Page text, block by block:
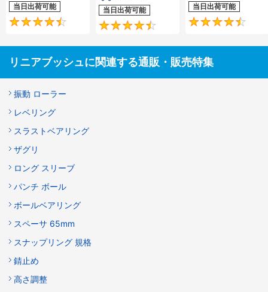
当日出荷可能
4.7
当日出荷可能
4.5
当日出荷可能
リニアブッシュに関連する通販・販売特集
振動 ローラー
レベリング
スラストベアリング
ザグリ
ロング スリーブ
パンチ ボール
ボールベアリング
スペーサ 65mm
スナップリング 規格
錆止め
高さ調整